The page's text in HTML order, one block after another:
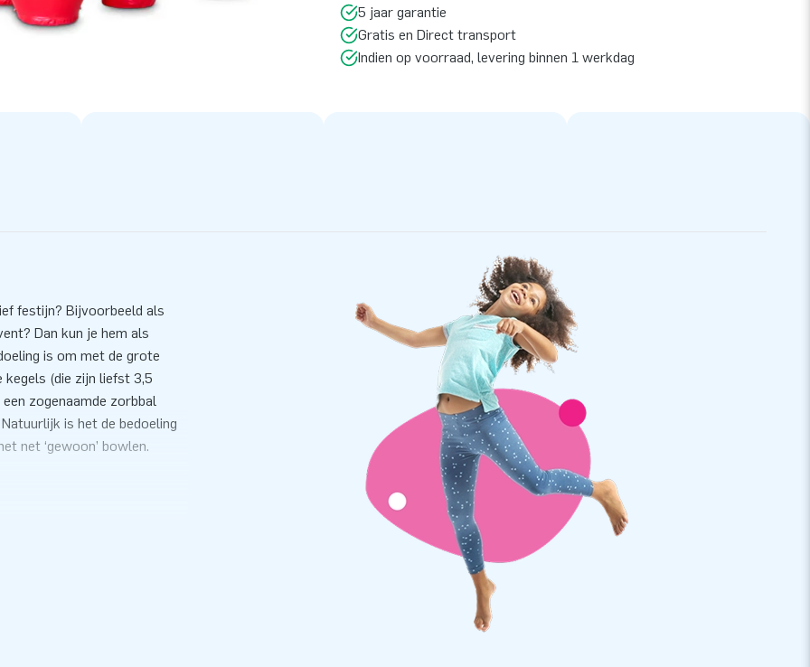
5 jaar garantie
Gratis en Direct transport
Indien op voorraad, levering binnen 1 werkdag
festijn? Bijvoorbeeld als
Dan kun je hem als
is om met de grote
kegels (die zijn liefst 3,5
zogenaamde zorbbal
is het de bedoeling
net ‘gewoon’ bowlen.